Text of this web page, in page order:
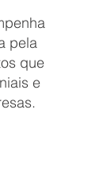
pela
que
e